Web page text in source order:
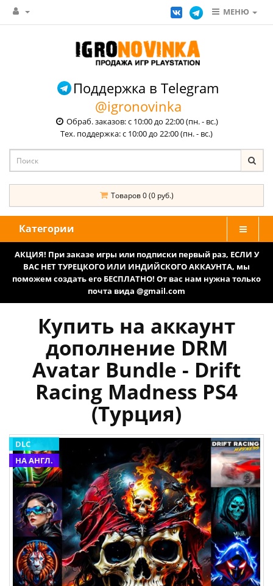
МЕНЮ
Поддержка в Telegram
@igronovinka
Обраб. заказов: с 10:00 до 22:00 (пн. - вс.)
Тех. поддержка: с 10:00 до 22:00 (пн. - вс.)
Товаров 0 (0 руб.)
Категории
АКЦИЯ! При заказе игры или подписки первый раз, ЕСЛИ У
ВАС НЕТ ТУРЕЦКОГО ИЛИ ИНДИЙСКОГО АККАУНТА, мы
поможем создать его БЕСПЛАТНО! От вас нам нужна только
почта вида @gmail.com
Купить на аккаунт
дополнение DRM
Avatar Bundle - Drift
Racing Madness PS4
(Турция)
DLC
НА АНГЛ.